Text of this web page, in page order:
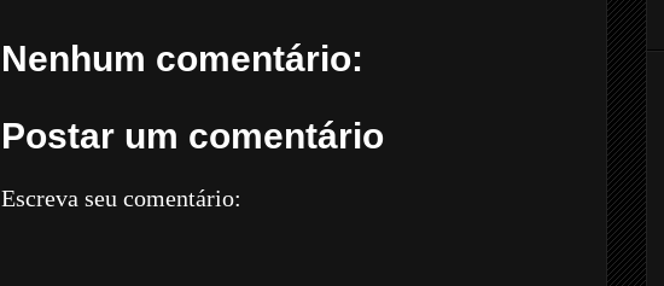
Nenhum comentário:
Postar um comentário
Escreva seu comentário: